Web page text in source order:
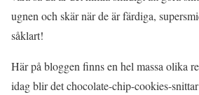
ugnen och skär när de är färdiga,
såklart!
Här på bloggen finns en hel massa olika
idag blir det chocolate-chip-cookies-